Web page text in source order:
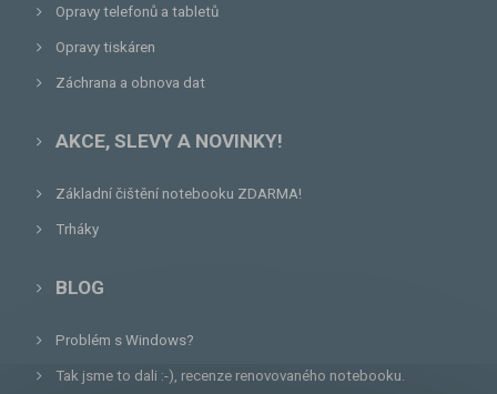
Opravy telefonů a tabletů
Opravy tiskáren
Záchrana a obnova dat
AKCE, SLEVY A NOVINKY!
Základní čištění notebooku ZDARMA!
Trháky
BLOG
Problém s Windows?
Tak jsme to dali :-), recenze renovovaného notebooku.